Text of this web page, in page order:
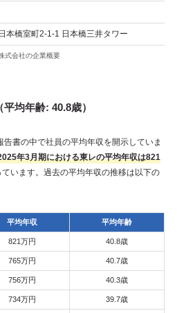
本橋室町2-1-1 日本橋三井タワー
式会社の企業概要
均年齢: 40.8歳）
書の中で社員の平均年収を開示していま
年3月期における東レの平均年収は821
ています。過去の平均年収の推移は以下の
平均年収 平均年齢
821万円 40.8歳
765万円 40.7歳
756万円 40.3歳
734万円 39.7歳